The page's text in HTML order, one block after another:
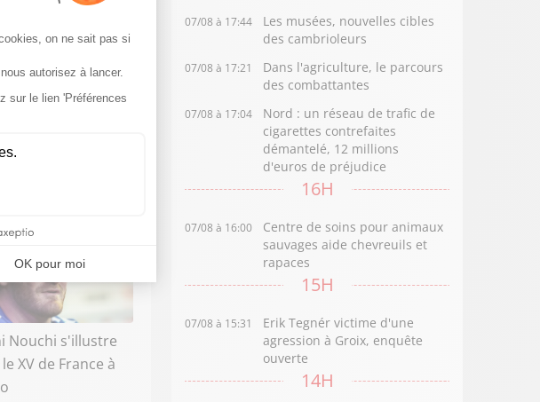
Nouchi s'illustre
XV de France à
07/08 à 17:44
Les musées, nouvelles cibles
des cambrioleurs
07/08 à 17:21
Dans l'agriculture, le parcours
des combattantes
07/08 à 17:04
Nord : un réseau de trafic de
cigarettes contrefaites
démantelé, 12 millions
d'euros de préjudice
16H
07/08 à 16:00
Centre de soins pour animaux
sauvages aide chevreuils et
rapaces
15H
07/08 à 15:31
Erik Tegnér victime d'une
agression à Groix, enquête
ouverte
14H